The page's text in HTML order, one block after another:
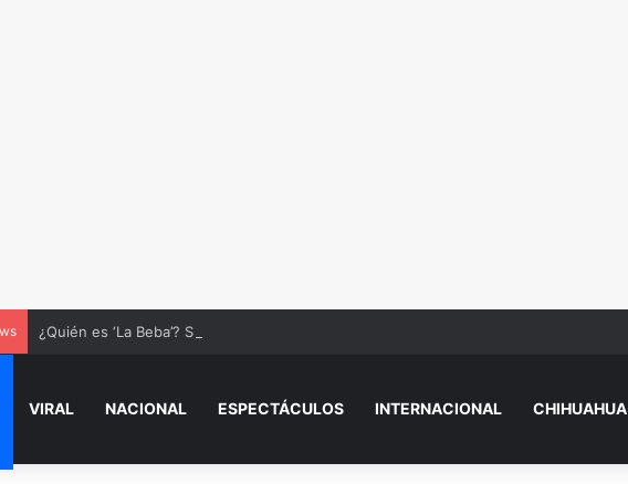
¿Quién es ‘La Beba’? Su reacción en vivo tras la mu3rt3 de César Gastélum se viraliza
VIRAL NACIONAL ESPECTÁCULOS INTERNACIONAL CHIHUAHUA